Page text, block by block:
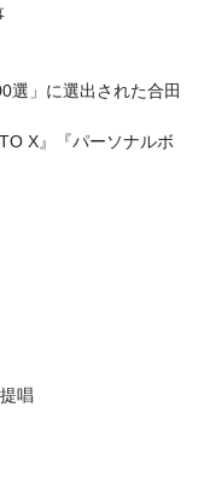
選」に選出された合田
X』『パーソナルボ
唱